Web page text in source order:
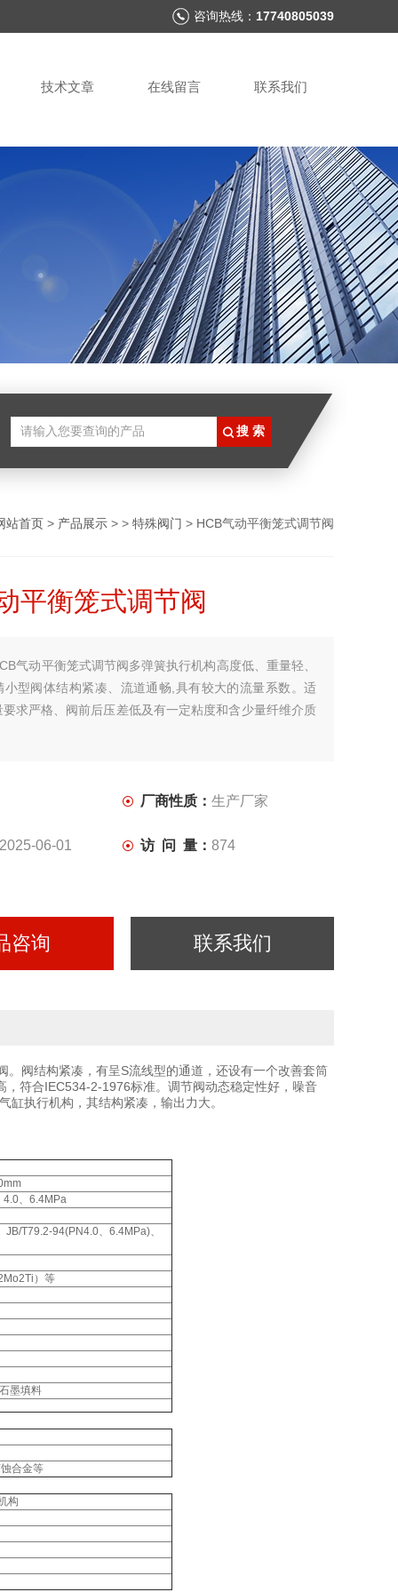
咨询热线： 17740805039
技术文章 在线留言 联系我们
站首页 > 产品展示 > > 特殊阀门 > HCB气动平衡笼式调节阀
平衡笼式调节阀
气动平衡笼式调节阀多弹簧执行机构高度低、重量轻、
小型阀体结构紧凑、流道通畅,具有较大的流量系数。适
求严格、阀前后压差低及有一定粘度和含少量纤维介质
厂商性质： 生产厂家
2025-06-01 访 问 量： 874
咨询 联系我们
阀结构紧凑，有呈S流线型的通道，还设有一个改善套筒
符合IEC534-2-1976标准。调节阀动态稳定性好，噪音
执行机构，其结构紧凑，输出力大。
4.0、6.4MPa
T79.2-94(PN4.0、6.4MPa)、
）等
墨填料
合金等
构